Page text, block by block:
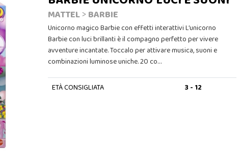
MATTEL> BARBIE
Unicorno magico Barbie con effetti interattivi L’unicorno
Barbie con luci brillanti è il compagno perfetto per vivere
avventure incantate. Toccalo per attivare musica, suoni e
combinazioni luminose uniche. 20 co…
ETÀ CONSIGLIATA 3 - 12